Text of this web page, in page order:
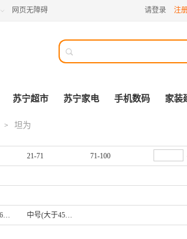
 网页无障碍 请登录 注

苏宁超市 苏宁家电 手机数码 家装
> 坦为
21-71 71-100
大号（大于60cm*80cm） 中号(大于45*55cm小于60*80cm)